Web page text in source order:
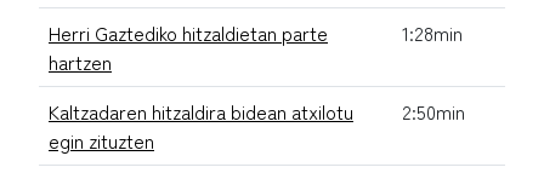
Herri Gaztediko hitzaldietan parte
hartzen
1:28min
Kaltzadaren hitzaldira bidean atxilotu
egin zituzten
2:50min